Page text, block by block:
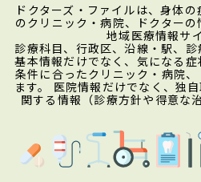
ドクターズ・ファイルは、身体
のクリニック・病院、ドクター
地域医療情報サ
診療科目、行政区、沿線・駅、
基本情報だけでなく、気になる
条件に合ったクリニック・病院
ます。 医院情報だけでなく、独
関する情報（診療方針や得意な